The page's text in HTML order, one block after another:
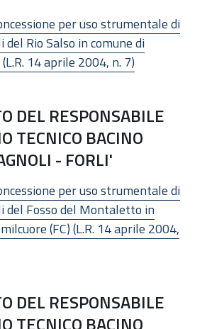
per uso strumentale di
del Rio Salso in comune di
14 aprile 2004, n. 7)
DEL RESPONSABILE
TECNICO BACINO
- FORLI'
per uso strumentale di
del Fosso del Montaletto in
(FC) (L.R. 14 aprile 2004,
DEL RESPONSABILE
TECNICO BACINO